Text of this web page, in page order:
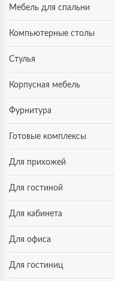
Мебель для спальни
Компьютерные столы
Стулья
Корпусная мебель
Фурнитура
Готовые комплексы
Для прихожей
Для гостиной
Для кабинета
Для офиса
Для гостиниц